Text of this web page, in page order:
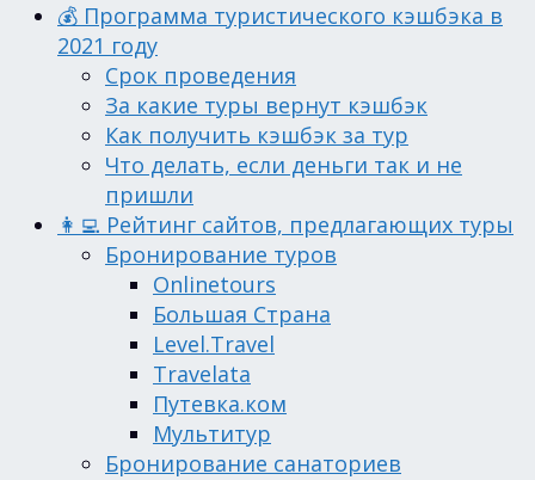
💰 Программа туристического кэшбэка в
2021 году
Срок проведения
За какие туры вернут кэшбэк
Как получить кэшбэк за тур
Что делать, если деньги так и не
пришли
👩‍💻 Рейтинг сайтов, предлагающих туры
Бронирование туров
Onlinetours
Большая Страна
Level.Travel
Travelata
Путевка.ком
Мультитур
Бронирование санаториев